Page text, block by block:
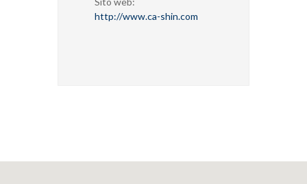
http://www.ca-shin.com